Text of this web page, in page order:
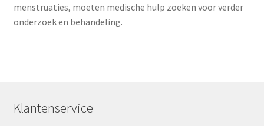
menstruaties, moeten medische hulp zoeken voor verder
onderzoek en behandeling.
Klantenservice